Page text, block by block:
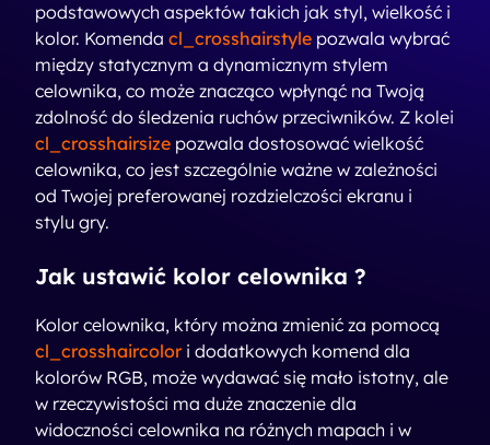
podstawowych aspektów takich jak styl, wielkość i
kolor. Komendacl_crosshairstyle pozwala wybrać
między statycznym a dynamicznym stylem
celownika, co może znacząco wpłynąć na Twoją
zdolność do śledzenia ruchów przeciwników. Z kolei
cl_crosshairsize pozwala dostosować wielkość
celownika, co jest szczególnie ważne w zależności
od Twojej preferowanej rozdzielczości ekranu i
stylu gry.
Jak ustawić kolor celownika ?
Kolor celownika, który można zmienić za pomocą
cl_crosshaircolori dodatkowych komend dla
kolorów RGB, może wydawać się mało istotny, ale
w rzeczywistości ma duże znaczenie dla
widoczności celownika na różnych mapach i w